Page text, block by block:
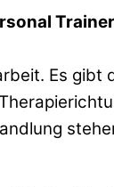
Es gibt